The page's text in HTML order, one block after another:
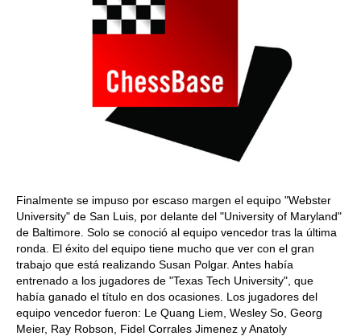
Finalmente se impuso por escaso margen el equipo "Webster
University" de San Luis, por delante del "University of Maryland"
de Baltimore. Solo se conoció al equipo vencedor tras la última
ronda. El éxito del equipo tiene mucho que ver con el gran
trabajo que está realizando Susan Polgar. Antes había
entrenado a los jugadores de "Texas Tech University", que
había ganado el título en dos ocasiones. Los jugadores del
equipo vencedor fueron: Le Quang Liem, Wesley So, Georg
Meier, Ray Robson, Fidel Corrales Jimenez y Anatoly